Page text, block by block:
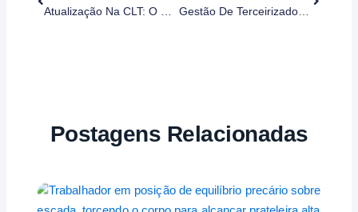
Gestão De Terceirizados Em SST: Como Garantir Conformidade E Reduzir Riscos
Postagens Relacionadas